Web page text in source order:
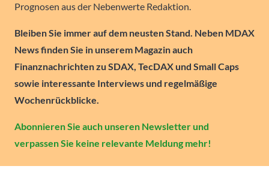
Prognosen aus der Nebenwerte Redaktion.
Bleiben Sie immer auf dem neusten Stand. Neben MDAX
News finden Sie in unserem Magazin auch
Finanznachrichten zu SDAX, TecDAX und Small Caps
sowie interessante Interviews und regelmäßige
Wochenrückblicke.
Abonnieren Sie auch unseren Newsletter und
verpassen Sie keine relevante Meldung mehr!